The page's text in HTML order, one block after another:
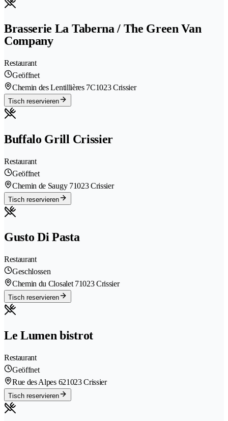
Brasserie La Taberna / The Green Van
Company
Restaurant
Geöffnet
Chemin des Lentillières 7C1023 Crissier
Tisch reservieren
Buffalo Grill Crissier
Restaurant
Geöffnet
Chemin de Saugy 71023 Crissier
Tisch reservieren
Gusto Di Pasta
Restaurant
Geschlossen
Chemin du Closalet 71023 Crissier
Tisch reservieren
Le Lumen bistrot
Restaurant
Geöffnet
Rue des Alpes 621023 Crissier
Tisch reservieren